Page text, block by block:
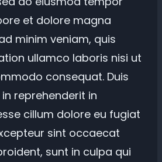
et dolore magna
minim veniam, quis
ullamco laboris nisi ut
consequat. Duis
reprehenderit in
cillum dolore eu fugiat
sint occaecat
sunt in culpa qui